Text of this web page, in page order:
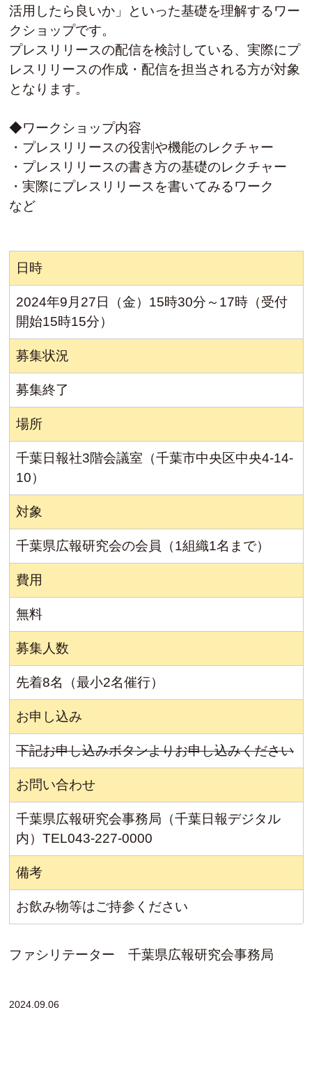
活用したら良いか」といった基礎を理解するワー
クショップです。
プレスリリースの配信を検討している、実際にプ
レスリリースの作成・配信を担当される方が対象
となります。
◆ワークショップ内容
・プレスリリースの役割や機能のレクチャー
・プレスリリースの書き方の基礎のレクチャー
・実際にプレスリリースを書いてみるワーク
など
日時
2024年9月27日（金）15時30分～17時（受付
開始15時15分）
募集状況
募集終了
場所
千葉日報社3階会議室（千葉市中央区中央4-14-
10）
対象
千葉県広報研究会の会員（1組織1名まで）
費用
無料
募集人数
先着8名（最小2名催行）
お申し込み
下記お申し込みボタンよりお申し込みください
お問い合わせ
千葉県広報研究会事務局（千葉日報デジタル
内）TEL043-227-0000
備考
お飲み物等はご持参ください
ファシリテーター 千葉県広報研究会事務局
2024.09.06